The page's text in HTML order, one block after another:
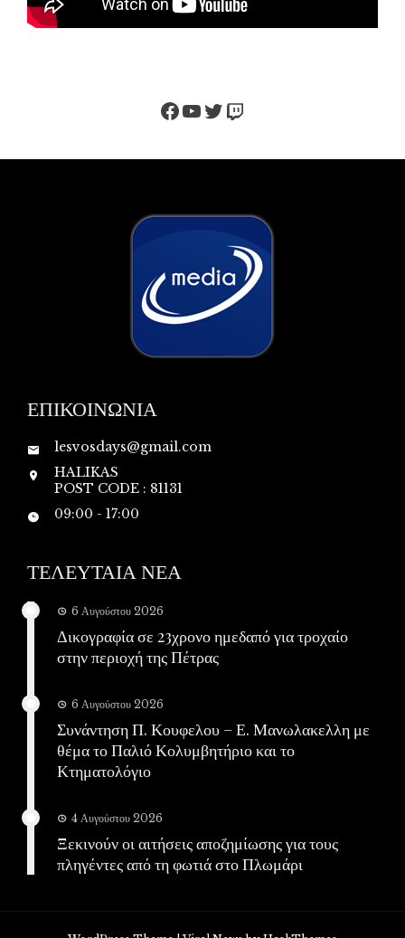
Facebook
YouTube
Twitter
Twitch
ΕΠΙΚΟΙΝΩΝΙΑ
lesvosdays@gmail.com
HALIKAS
POST CODE : 81131
09:00 - 17:00
ΤΕΛΕΥΤΑΙΑ ΝΕΑ
6 Αυγούστου 2026
Δικογραφία σε 23χρονο ημεδαπό για τροχαίο
στην περιοχή της Πέτρας
6 Αυγούστου 2026
Συνάντηση Π. Κουφελου – Ε. Μανωλακελλη με
θέμα το Παλιό Κολυμβητήριο και το
Κτηματολόγιο
4 Αυγούστου 2026
Ξεκινούν οι αιτήσεις αποζημίωσης για τους
πληγέντες από τη φωτιά στο Πλωμάρι